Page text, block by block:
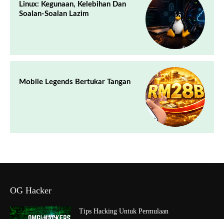
Linux: Kegunaan, Kelebihan Dan
Soalan-Soalan Lazim
Mobile Legends Bertukar Tangan
OG Hacker
Tips Hacking Untuk Permulaan